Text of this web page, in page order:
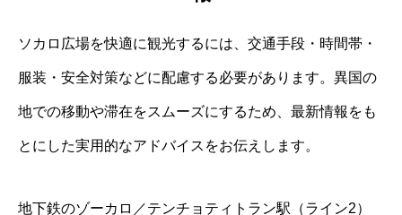
ソカロ広場を快適に観光するには、交通手段・時間帯・
服装・安全対策などに配慮する必要があります。異国の
地での移動や滞在をスムーズにするため、最新情報をも
とにした実用的なアドバイスをお伝えします。
地下鉄のゾーカロ／テンチョティトラン駅（ライン2）